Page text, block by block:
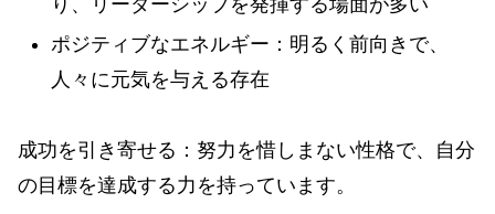
ポジティブなエネルギー：明るく前向きで、
人々に元気を与える存在
成功を引き寄せる：努力を惜しまない性格で、自分
の目標を達成する力を持っています。